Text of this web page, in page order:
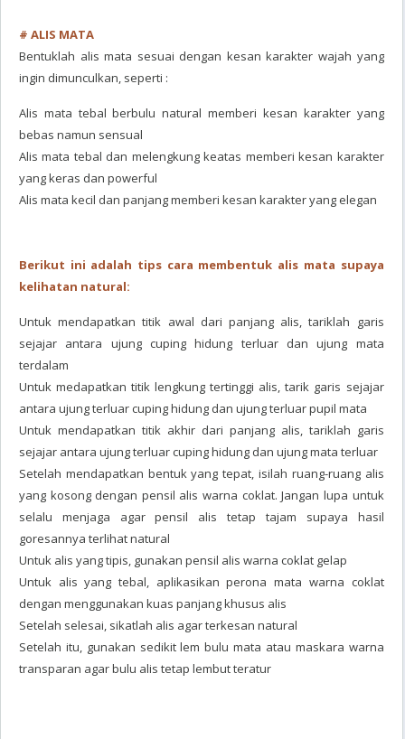
# ALIS MATA
Bentuklah alis mata sesuai dengan kesan karakter wajah yang
ingin dimunculkan, seperti :
Alis mata tebal berbulu natural memberi kesan karakter yang
bebas namun sensual
Alis mata tebal dan melengkung keatas memberi kesan karakter
yang keras dan powerful
Alis mata kecil dan panjang memberi kesan karakter yang elegan
Berikut ini adalah tips cara membentuk alis mata supaya
kelihatan natural:
Untuk mendapatkan titik awal dari panjang alis, tariklah garis
sejajar antara ujung cuping hidung terluar dan ujung mata
terdalam
Untuk medapatkan titik lengkung tertinggi alis, tarik garis sejajar
antara ujung terluar cuping hidung dan ujung terluar pupil mata
Untuk mendapatkan titik akhir dari panjang alis, tariklah garis
sejajar antara ujung terluar cuping hidung dan ujung mata terluar
Setelah mendapatkan bentuk yang tepat, isilah ruang-ruang alis
yang kosong dengan pensil alis warna coklat. Jangan lupa untuk
selalu menjaga agar pensil alis tetap tajam supaya hasil
goresannya terlihat natural
Untuk alis yang tipis, gunakan pensil alis warna coklat gelap
Untuk alis yang tebal, aplikasikan perona mata warna coklat
dengan menggunakan kuas panjang khusus alis
Setelah selesai, sikatlah alis agar terkesan natural
Setelah itu, gunakan sedikit lem bulu mata atau maskara warna
transparan agar bulu alis tetap lembut teratur